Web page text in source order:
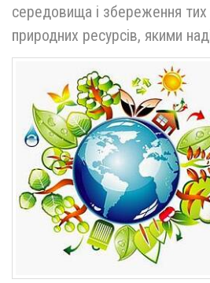
середовища і збереження тих
природних ресурсів, якими